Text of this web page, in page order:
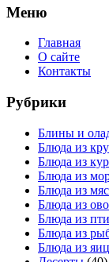
Меню
Главная
О сайте
Контакты
Рубрики
Блины и
Блюда из
Блюда из
Блюда из
Блюда из
Блюда из
Блюда из
Блюда из
Блюда из яиц